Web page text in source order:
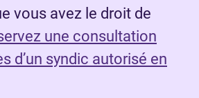
vous avez le droit de
une consultation
d’un syndic autorisé en